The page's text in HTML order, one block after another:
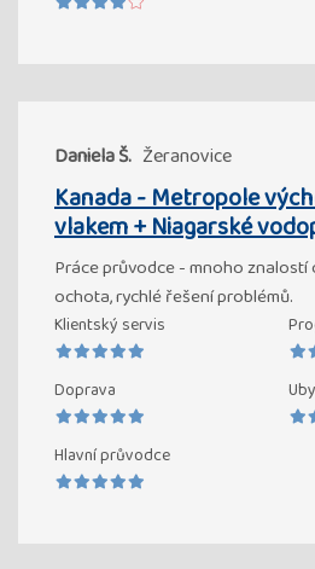
Daniela Š. Žeranovice
Kanada - Metropole
vlakem + Niagarské
Práce průvodce - mnoho
ochota, rychlé řešení problémů.
Klientský servis
Doprava
Hlavní průvodce